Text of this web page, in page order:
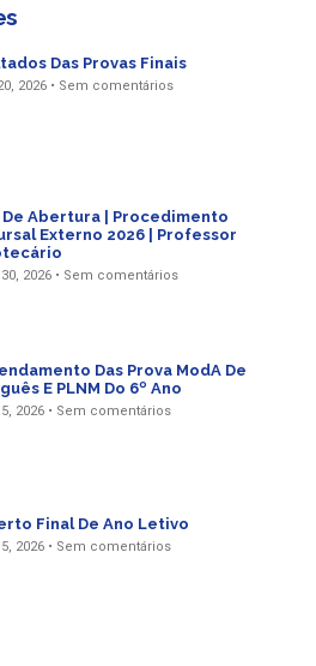
Das Provas Finais
2026 Sem comentários
De Abertura | Procedimento
Externo 2026 | Professor
2026 Sem comentários
Das Prova ModA De
E PLNM Do 6º Ano
2026 Sem comentários
Final De Ano Letivo
2026 Sem comentários